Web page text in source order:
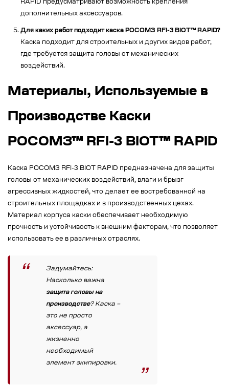
RAPID предусматривают возможность крепления
дополнительных аксессуаров.
Для каких работ подходит каска РОСОМЗ RFI-3 BIOT™ RAPID?
Каска подходит для строительных и других видов работ,
где требуется защита головы от механических
воздействий.
Материалы, Используемые в
Производстве Каски
РОСОМЗ™ RFI-3 BIOT™ RAPID
Каска РОСОМЗ RFI-3 BIOT RAPID предназначена для защиты
головы от механических воздействий, влаги и брызг
агрессивных жидкостей, что делает ее востребованной на
строительных площадках и в производственных цехах.
Материал корпуса каски обеспечивает необходимую
прочность и устойчивость к внешним факторам, что позволяет
использовать ее в различных отраслях.
Задумайтесь:
Насколько важна
защита головы на
производстве? Каска –
это не просто
аксессуар, а
жизненно
необходимый
элемент экипировки.